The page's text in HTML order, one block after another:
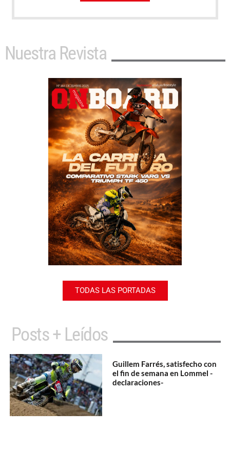
Nuestra Revista
TODAS LAS PORTADAS
Posts + Leídos
Guillem Farrés, satisfecho con
el fin de semana en Lommel -
declaraciones-